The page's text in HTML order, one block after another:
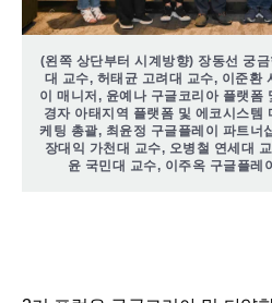
(왼쪽 상단부터 시계방향) 장동선 궁
대 교수, 허태균 고려대 교수, 이준환
이 매니저, 윤예나 구글코리아 플랫폼
경자 아태지역 플랫폼 및 에코시스템
케팅 총괄, 최윤정 구글플레이 파트너
장대익 가천대 교수, 오병철 연세대
윤 국민대 교수, 이주옥 구글플레